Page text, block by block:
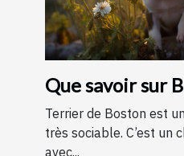
Que savoir sur
Terrier de Boston est
très sociable. C’est un
avec...